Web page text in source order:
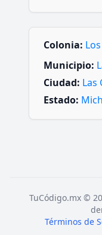
Colonia:
Municipio:
Ciudad: Las
Estado:
TuCódigo.mx ©
Términos de